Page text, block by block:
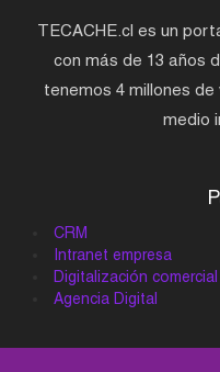
TECACHE.cl es un
con más de 13 años
tenemos 4 millones
medio
CRM
Intranet empresa
Digitalización comercial
Agencia Digital